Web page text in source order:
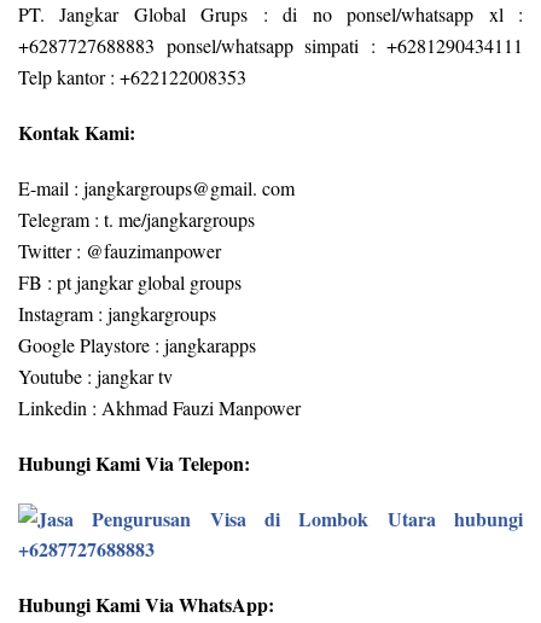
PT. Jangkar Global Grups : di no ponsel/whatsapp xl :
+6287727688883 ponsel/whatsapp simpati : +6281290434111
Telp kantor : +622122008353
Kontak Kami:
E-mail : jangkargroups@gmail. com
Telegram : t. me/jangkargroups
Twitter : @fauzimanpower
FB : pt jangkar global groups
Instagram : jangkargroups
Google Playstore : jangkarapps
Youtube : jangkar tv
Linkedin : Akhmad Fauzi Manpower
Hubungi Kami Via Telepon:
Hubungi Kami Via WhatsApp: